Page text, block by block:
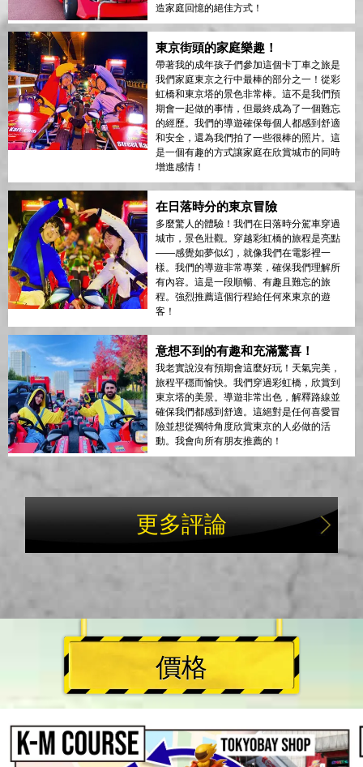
造家庭回憶的絕佳方式！
東京街頭的家庭樂趣！
帶著我的成年孩子們參加這個卡丁車之旅是
我們家庭東京之行中最棒的部分之一！從彩
虹橋和東京塔的景色非常棒。這不是我們預
期會一起做的事情，但最終成為了一個難忘
的經歷。我們的導遊確保每個人都感到舒適
和安全，還為我們拍了一些很棒的照片。這
是一個有趣的方式讓家庭在欣賞城市的同時
增進感情！
在日落時分的東京冒險
多麼驚人的體驗！我們在日落時分駕車穿過
城市，景色壯觀。穿越彩虹橋的旅程是亮點
——感覺如夢似幻，就像我們在電影裡一
樣。我們的導遊非常專業，確保我們理解所
有內容。這是一段順暢、有趣且難忘的旅
程。強烈推薦這個行程給任何來東京的遊
客！
意想不到的有趣和充滿驚喜！
我老實說沒有預期會這麼好玩！天氣完美，
旅程平穩而愉快。我們穿過彩虹橋，欣賞到
東京塔的美景。導遊非常出色，解釋路線並
確保我們都感到舒適。這絕對是任何喜愛冒
險並想從獨特角度欣賞東京的人必做的活
動。我會向所有朋友推薦的！
更多評論
價格